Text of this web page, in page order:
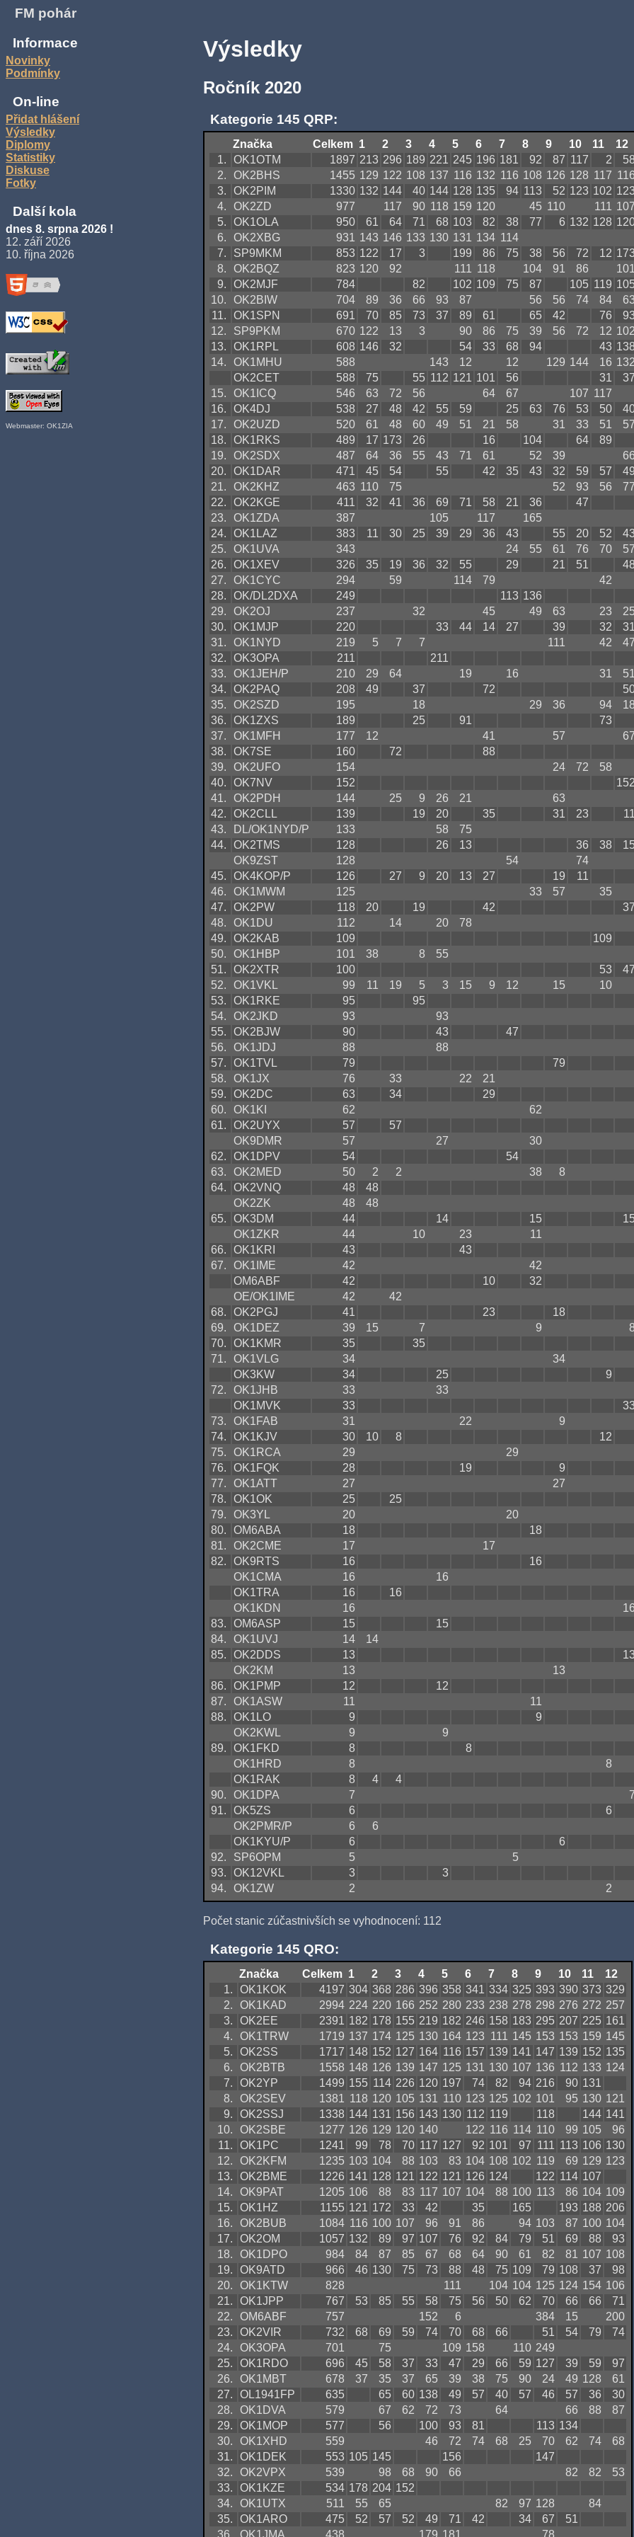
FM pohár
Informace
Novinky
Podmínky
On-line
Přidat hlášení
Výsledky
Diplomy
Statistiky
Diskuse
Fotky
Další kola
dnes 8. srpna 2026 !
12. září 2026
10. října 2026
Webmaster: OK1ZIA
Výsledky
Ročník 2020
Kategorie 145 QRP:
Značka Celkem 1 2 3 4 5 6 7 8 9 10 11
12
1.
OK1OTM 1897 213 296 189 221 245 196 181 92 87 117 2
2.
OK2BHS 1455 129 122 108 137 116 132 116 108 126 128 117
3.
OK2PIM 1330 132 144 40 144 128 135 94 113 52 123 102
4.
OK2ZD 977 117 90 118 159 120 45 110 111
5.
OK1OLA 950 61 64 71 68 103 82 38 77 6 132 128
6.
OK2XBG 931 143 146 133 130 131 134 114
7.
SP9MKM 853 122 17 3 199 86 75 38 56 72 12
8.
OK2BQZ 823 120 92 111 118 104 91 86
9.
OK2MJF 784 82 102 109 75 87 105 119
10.
OK2BIW 704 89 36 66 93 87 56 56 74 84
11.
OK1SPN 691 70 85 73 37 89 61 65 42 76
12.
SP9PKM 670 122 13 3 90 86 75 39 56 72 12
13.
OK1RPL 608 146 32 54 33 68 94 43
14.
OK1MHU 588 143 12 12 129 144 16
OK2CET
588 75 55 112 121 101 56 31
15.
OK1ICQ 546 63 72 56 64 67 107 117
16.
OK4DJ 538 27 48 42 55 59 25 63 76 53 50
17.
OK2UZD 520 61 48 60 49 51 21 58 31 33 51
18.
OK1RKS 489 17 173 26 16 104 64
89
19.
OK2SDX 487 64 36 55 43 71 61 52 39
20.
OK1DAR 471 45 54 55 42 35 43 32 59 57
21.
OK2KHZ 463 110 75 52 93 56
22.
OK2KGE 411 32 41 36 69 71 58 21 36
47
23.
OK1ZDA 387 105 117
165
24.
OK1LAZ 383 11 30 25 39 29 36 43 55 20 52
25.
OK1UVA 343 24 55 61 76 70
26.
OK1XEV 326 35 19 36 32 55 29 21 51
27.
OK1CYC 294 59 114 79
42
28.
OK/DL2DXA 249 113 136
29.
OK2OJ 237 32 45 49 63 23
30.
OK1MJP 220 33 44 14 27 39 32
31.
OK1NYD 219 5 7 7 111 42
32.
OK3OPA 211
211
33.
OK1JEH/P 210 29 64 19 16 31
34.
OK2PAQ 208 49 37 72
35.
OK2SZD 195 18 29 36 94
36.
OK1ZXS 189 25 91
73
37.
OK1MFH 177 12 41 57
38.
OK7SE 160 72
88
39.
OK2UFO 154 24 72
58
40.
OK7NV 152
41.
OK2PDH 144 25 9 26 21
63
42.
OK2CLL 139 19 20 35 31 23
43.
DL/OK1NYD/P 133 58
75
44.
OK2TMS 128 26 13 36 38
OK9ZST
128 54
74
45.
OK4KOP/P 126 27 9 20 13 27 19
11
46.
OK1MWM 125 33 57
35
47.
OK2PW 118 20 19 42
48.
OK1DU 112 14 20
78
49.
OK2KAB 109
109
50.
OK1HBP 101 38 8
55
51.
OK2XTR 100 53
52.
OK1VKL 99 11 19 5 3 15 9 12 15
10
53.
OK1RKE 95
95
54.
OK2JKD 93
93
55.
OK2BJW 90 43
47
56.
OK1JDJ 88
88
57.
OK1TVL 79
79
58.
OK1JX 76 33 22
21
59.
OK2DC 63 34
29
60.
OK1KI 62
62
61.
OK2UYX 57
57
OK9DMR
57 27
30
62.
OK1DPV 54
54
63.
OK2MED 50 2 2 38
8
64.
OK2VNQ 48
48
OK2ZK
48
48
65.
OK3DM 44 14 15
OK1ZKR
44 10 23
11
66.
OK1KRI 43
43
67.
OK1IME 42
42
OM6ABF
42 10
32
OE/OK1IME
42
42
68.
OK2PGJ 41 23
18
69.
OK1DEZ 39 15 7 9
70.
OK1KMR 35
35
71.
OK1VLG 34
34
OK3KW
34 25
9
72.
OK1JHB 33
33
OK1MVK
33
73.
OK1FAB 31 22
9
74.
OK1KJV 30 10 8
12
75.
OK1RCA 29
29
76.
OK1FQK 28 19
9
77.
OK1ATT 27
27
78.
OK1OK 25
25
79.
OK3YL 20
20
80.
OM6ABA 18
18
81.
OK2CME 17
17
82.
OK9RTS 16
16
OK1CMA
16
16
OK1TRA
16
16
OK1KDN
16
83.
OM6ASP 15
15
84.
OK1UVJ 14
14
85.
OK2DDS 13
OK2KM
13
13
86.
OK1PMP 12
12
87.
OK1ASW 11
11
88.
OK1LO 9
9
OK2KWL
9
9
89.
OK1FKD 8
8
OK1HRD
8
8
OK1RAK
8 4
4
90.
OK1DPA 7
91.
OK5ZS 6
6
OK2PMR/P
6
6
OK1KYU/P
6
6
92.
SP6OPM 5
5
93.
OK12VKL 3
3
94.
OK1ZW 2 2
Počet stanic zúčastnivších se vyhodnocení: 112
Kategorie 145 QRO:
Značka Celkem 1 2 3 4 5 6 7 8 9 10 11
12
1.
OK1KOK 4197 304 368 286 396 358 341 334 325 393 390 373 329
2.
OK1KAD 2994 224 220 166 252 280 233 238 278 298 276 272 257
3.
OK2EE 2391 182 178 155 219 182 246 158 183 295 207 225 161
4.
OK1TRW 1719 137 174 125 130 164 123 111 145 153 153 159 145
5.
OK2SS 1717 148 152 127 164 116 157 139 141 147 139 152 135
6.
OK2BTB 1558 148 126 139 147 125 131 130 107 136 112 133 124
7.
OK2YP 1499 155 114 226 120 197 74 82 94 216 90 131
8.
OK2SEV 1381 118 120 105 131 110 123 125 102 101 95 130 121
9.
OK2SSJ 1338 144 131 156 143 130 112 119 118 144 141
10.
OK2SBE 1277 126 129 120 140 122 116 114 110 99 105
96
11.
OK1PC 1241 99 78 70 117 127 92 101 97 111 113 106 130
12.
OK2KFM 1235 103 104 88 103 83 104 108 102 119 69 129 123
13.
OK2BME 1226 141 128 121 122 121 126 124 122 114 107
14.
OK9PAT 1205 106 88 83 117 107 104 88 100 113 86 104 109
15.
OK1HZ 1155 121 172 33 42 35 165 193 188 206
16.
OK2BUB 1084 116 100 107 96 91 86 94 103 87 100 104
17.
OK2OM 1057 132 89 97 107 76 92 84 79 51 69 88
93
18.
OK1DPO 984 84 87 85 67 68 64 90 61 82 81 107 108
19.
OK9ATD 966 46 130 75 73 88 48 75 109 79 108 37
98
20.
OK1KTW 828 111 104 104 125 124 154 106
21.
OK1JPP 767 53 85 55 58 75 56 50 62 70 66 66
71
22.
OM6ABF 757 152 6 384 15
200
23.
OK2VIR 732 68 69 59 74 70 68 66 51 54 79
74
24.
OK3OPA 701 75 109 158 110 249
25.
OK1RDO 696 45 58 37 33 47 29 66 59 127 39 59
97
26.
OK1MBT 678 37 35 37 65 39 38 75 90 24 49 128
61
27.
OL1941FP 635 65 60 138 49 57 40 57 46 57 36
30
28.
OK1DVA 579 67 62 72 73 64 66 88
87
29.
OK1MOP 577 56 100 93 81 113 134
30.
OK1XHD 559 46 72 74 68 25 70 62 74
68
31.
OK1DEK 553 105 145 156
147
32.
OK2VPX 539 98 68 90 66 82 82
53
33.
OK1KZE 534 178 204 152
34.
OK1UTX 511 55 65 82 97 128
84
35.
OK1ARO 475 52 57 52 49 71 42 34 67
51
36.
OK1JMA 438 179 181 78